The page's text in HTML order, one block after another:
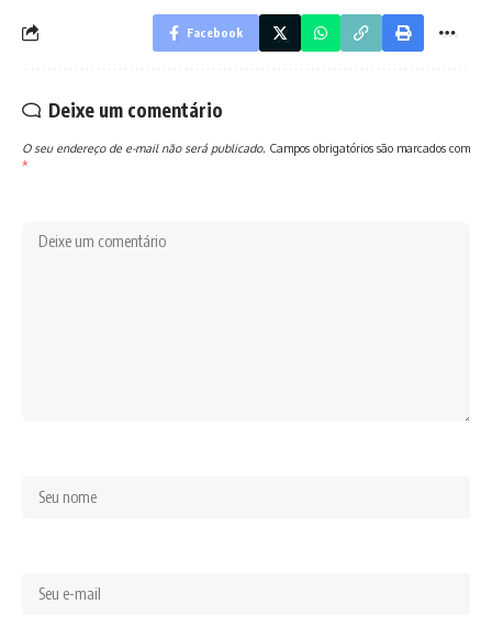
Facebook
Deixe um comentário
O seu endereço de e-mail não será publicado. Campos obrigatórios são marcados com
*